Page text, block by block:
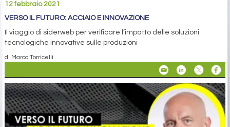
12 febbraio 2021
VERSO IL FUTURO: ACCIAIO E INNOVAZIONE
Il viaggio di siderweb per verificare l’impatto delle soluzioni
tecnologiche innovative sulle produzioni
di Marco Torricelli